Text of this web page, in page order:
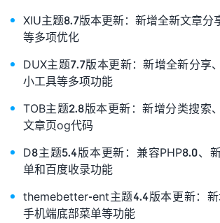
XIU主题8.7版本更新：新增全新文章分
等多项优化
DUX主题7.7版本更新：新增全新分享
小工具等多项功能
TOB主题2.8版本更新：新增分类搜索
文章页og代码
D8主题5.4版本更新：兼容PHP8.0、
单和百度收录功能
themebetter-ent主题4.4版本更新：新
手机端底部菜单等功能